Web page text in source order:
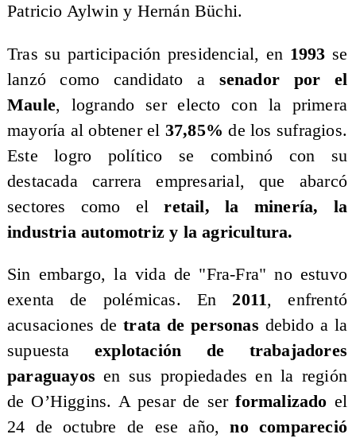
Patricio Aylwin y Hernán Büchi.
​Tras su participación presidencial, en 1993 se
lanzó como candidato a senador por el
Maule, logrando ser electo con la primera
mayoría al obtener el 37,85%de los sufragios.
Este logro político se combinó con su
destacada carrera empresarial, que abarcó
sectores como elretail, la minería, la
industria automotriz y la agricultura.
​Sin embargo, la vida de "Fra-Fra" no estuvo
exenta de polémicas. En 2011, enfrentó
acusaciones de trata de personas debido a la
supuestaexplotación de trabajadores
paraguayos en sus propiedades en la región
de O’Higgins. A pesar de serformalizado el
24 de octubre de ese año,no compareció